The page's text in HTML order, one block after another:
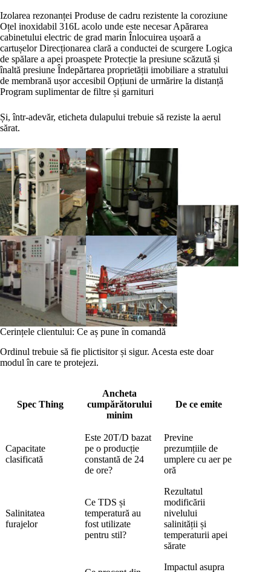
Izolarea rezonanței Produse de cadru rezistente la coroziune
Oțel inoxidabil 316L acolo unde este necesar Apărarea
cabinetului electric de grad marin Înlocuirea ușoară a
cartușelor Direcționarea clară a conductei de scurgere Logica
de spălare a apei proaspete Protecție la presiune scăzută și
înaltă presiune Îndepărtarea proprietății imobiliare a stratului
de membrană ușor accesibil Opțiuni de urmărire la distanță
Program suplimentar de filtre și garnituri
Și, într-adevăr, eticheta dulapului trebuie să reziste la aerul
sărat.
Cerințele clientului: Ce aș pune în comandă
Ordinul trebuie să fie plictisitor și sigur. Acesta este doar
modul în care te protejezi.
Spec Thing
Ancheta
cumpărătorului
minim
De ce emite
Capacitate
clasificată
Este 20T/D bazat
pe o producție
constantă de 24
de ore?
Previne
prezumțiile de
umplere cu aer pe
oră
Salinitatea
furajelor
Ce TDS și
temperatură au
fost utilizate
pentru stil?
Rezultatul
modificării
nivelului
salinității și
temperaturii apei
sărate
Impactul asupra